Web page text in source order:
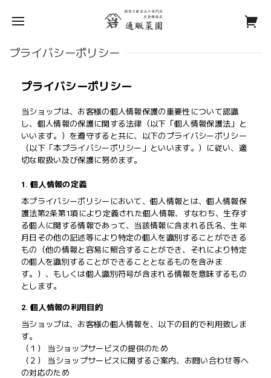
プライバシーポリシー
プライバシーポリシー
当ショップは、お客様の個人情報保護の重要性について認識
し、個人情報の保護に関する法律（以下「個人情報保護法」と
いいます。）を遵守すると共に、以下のプライバシーポリシー
（以下「本プライバシーポリシー」といいます。）に従い、適
切な取扱い及び保護に努めます。
1. 個人情報の定義
本プライバシーポリシーにおいて、個人情報とは、個人情報保
護法第2条第1項により定義された個人情報、すなわち、生存す
る個人に関する情報であって、当該情報に含まれる氏名、生年
月日その他の記述等により特定の個人を識別することができる
もの（他の情報と容易に照合することができ、それにより特定
の個人を識別することができることとなるものを含みま
す。）、もしくは個人識別符号が含まれる情報を意味するもの
とします。
2. 個人情報の利用目的
当ショップは、お客様の個人情報を、以下の目的で利用致しま
す。
（１） 当ショップサービスの提供のため
（２） 当ショップサービスに関するご案内、お問い合わせ等へ
の対応のため